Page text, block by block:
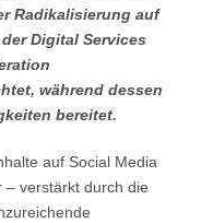
Radikalisierung auf
Digital Services
während dessen
bereitet.
auf Social Media
– verstärkt durch die